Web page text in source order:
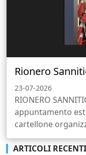
Rionero
23-07-2026
RIONERO
appuntamento
cartellone
ARTICOLI RECENTI